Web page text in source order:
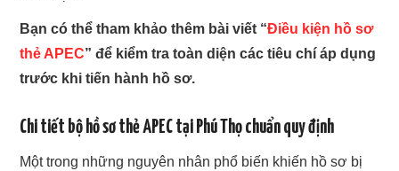
Bạn có thể tham khảo thêm bài viết “Điều kiện hồ sơ
thẻ APEC” để kiểm tra toàn diện các tiêu chí áp dụng
trước khi tiến hành hồ sơ.
Chi tiết bộ hồ sơ thẻ APEC tại Phú Thọ chuẩn quy định
Một trong những nguyên nhân phổ biến khiến hồ sơ bị